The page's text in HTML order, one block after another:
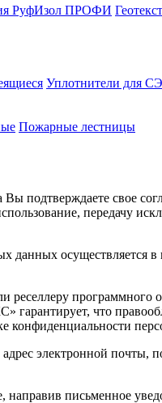
РуфИзол ПРОФИ
Уплотнители
Пожарные лестницы
подтверждаете свое
передачу
осуществляется в
программного
что
конфиденциальности
электронной почты,
письменное